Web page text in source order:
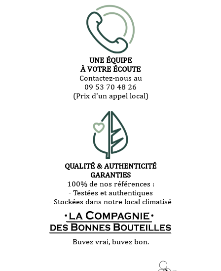
UNE ÉQUIPE
À VOTRE ÉCOUTE
Contactez-nous au
09 53 70 48 26
(Prix d'un appel local)
QUALITÉ & AUTHENTICITÉ
GARANTIES
100% de nos références :
- Testées et authentiques
- Stockées dans notre local climatisé
Buvez vrai, buvez bon.